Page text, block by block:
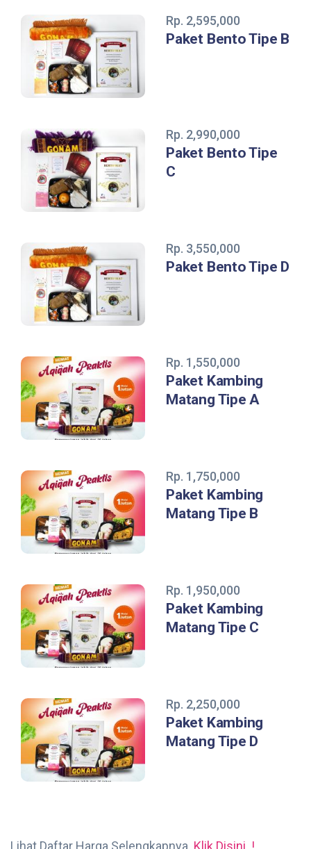
Rp. 2,595,000
Paket Bento Tipe B
Rp. 2,990,000
Paket Bento Tipe
C
Rp. 3,550,000
Paket Bento Tipe D
Rp. 1,550,000
Paket Kambing
Matang Tipe A
Rp. 1,750,000
Paket Kambing
Matang Tipe B
Rp. 1,950,000
Paket Kambing
Matang Tipe C
Rp. 2,250,000
Paket Kambing
Matang Tipe D
Lihat Daftar Harga Selengkapnya. Klik Disini..!